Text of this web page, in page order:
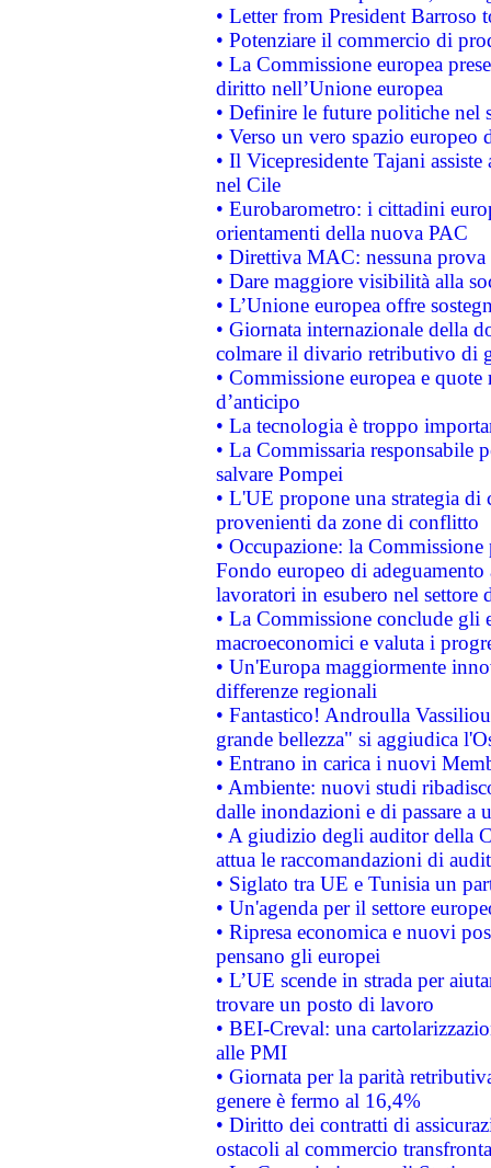
• Letter from President Barroso
• Potenziare il commercio di
• La Commissione europea
diritto nell’Unione europea
• Definire le future politiche nel
• Verso un vero spazio
• Il Vicepresidente Tajani
nel Cile
• Eurobarometro: i cittadini
orientamenti della nuova PAC
• Direttiva MAC: nessuna
• Dare maggiore visibilità alla
• L’Unione europea offre
• Giornata internazionale della
colmare il divario retributivo di
• Commissione europea e
d’anticipo
• La tecnologia è troppo
• La Commissaria responsabile
salvare Pompei
• L'UE propone una strategia
provenienti da zone di conflitto
• Occupazione: la
Fondo europeo di
lavoratori in esubero nel
• La Commissione conclude
macroeconomici e valuta i
• Un'Europa maggiormente
differenze regionali
• Fantastico! Androulla
grande bellezza" si aggiudica
• Entrano in carica i nuovi
• Ambiente: nuovi studi
dalle inondazioni e di passare a
• A giudizio degli auditor della
attua le raccomandazioni di
• Siglato tra UE e Tunisia un
• Un'agenda per il settore
• Ripresa economica e nuovi
pensano gli europei
• L’UE scende in strada per
trovare un posto di lavoro
• BEI-Creval: una
alle PMI
• Giornata per la parità
genere è fermo al 16,4%
• Diritto dei contratti di
ostacoli al commercio